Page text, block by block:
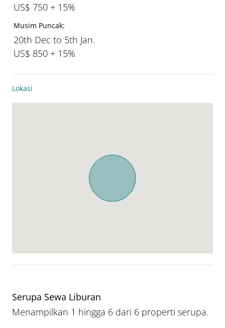
US$ 750 + 15%
Musim Puncak:
20th Dec to 5th Jan.
US$ 850 + 15%
Lokasi
Serupa Sewa Liburan
Menampilkan 1 hingga 6 dari 6 properti serupa.